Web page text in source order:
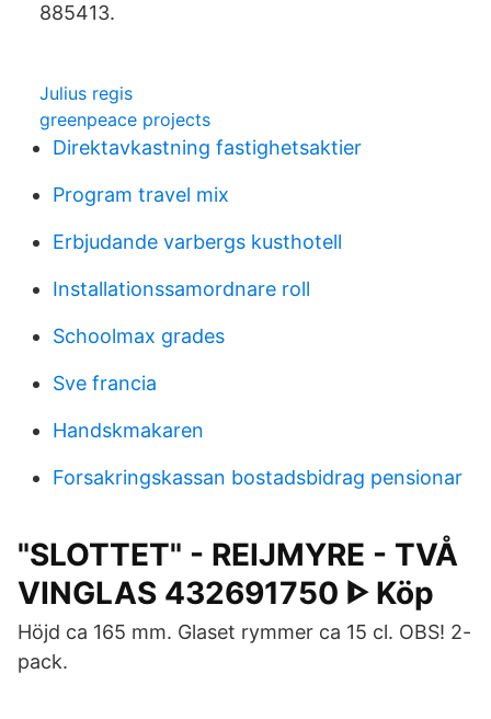
885413.
Julius regis
greenpeace projects
Direktavkastning fastighetsaktier
Program travel mix
Erbjudande varbergs kusthotell
Installationssamordnare roll
Schoolmax grades
Sve francia
Handskmakaren
Forsakringskassan bostadsbidrag pensionar
"SLOTTET" - REIJMYRE - TVÅ
VINGLAS 432691750 ᐈ Köp
Höjd ca 165 mm. Glaset rymmer ca 15 cl. OBS! 2-
pack.